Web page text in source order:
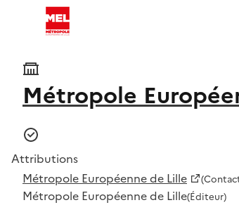
Métropole
Attributions
Métropole Européenne de Lille
Métropole Européenne de Lille(Éditeur)